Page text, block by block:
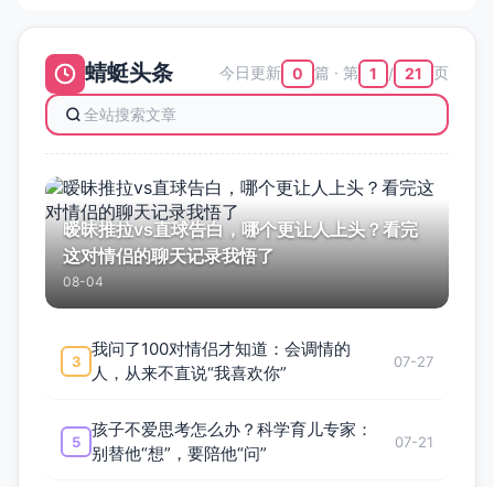
蜻蜓头条 今日更新 0 篇 · 第 1 / 21 页
暧昧推拉vs直球告白，哪个更让人上头？看完
这对情侣的聊天记录我悟了
08-04
3
我问了100对情侣才知道：会调情的
人，从来不直说“我喜欢你”
07-27
5
孩子不爱思考怎么办？科学育儿专家：
别替他“想”，要陪他“问”
07-21